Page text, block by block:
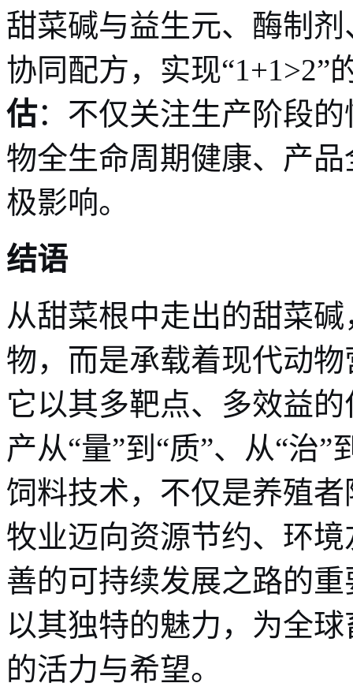
甜菜碱与益生元、酶制
协同配方，实现“1+1>2”
估：不仅关注生产阶段
物全生命周期健康、产
极影响。
结语
从甜菜根中走出的甜菜
物，而是承载着现代动
它以其多靶点、多效益
产从“量”到“质”、从“治
饲料技术，不仅是养殖
牧业迈向资源节约、环
善的可持续发展之路的
以其独特的魅力，为全
的活力与希望。